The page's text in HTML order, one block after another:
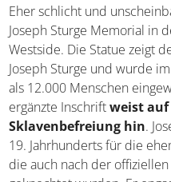
Eher schlicht und
Joseph Sturge Memorial in
Westside. Die Statue zeigt
Joseph Sturge und wurde
mehr als 12.000 Menschen
ergänzte Inschriftweist auf
Sklavenbefreiung hin.
des 19. Jahrhunderts für
Karibik, die auch nach der